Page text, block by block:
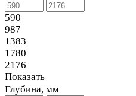
590
987
1383
1780
2176
Показать
Глубина, мм